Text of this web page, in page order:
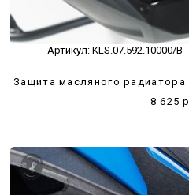
Артикул:KLS.07.592.10000/B
Защита масляного радиатора
8 625